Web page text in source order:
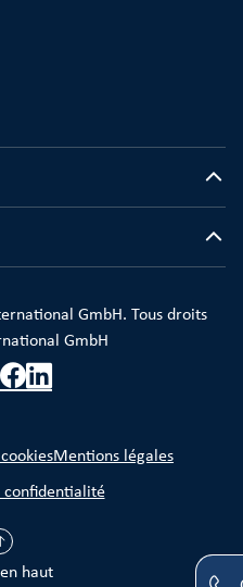
GmbH. Tous droits
GmbH
haut
Mentions légales
confidentialité